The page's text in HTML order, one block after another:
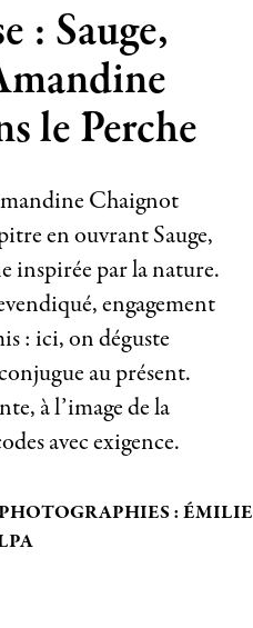
: Sauge,
le Perche
Chaignot
en ouvrant Sauge,
inspirée par la nature.
engagement
: ici, on déguste
au présent.
à l’image de la
avec exigence.
: ÉMILIE